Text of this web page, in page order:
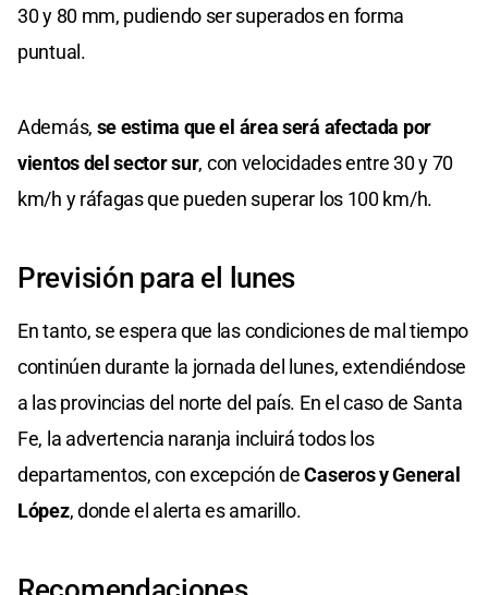
30 y 80 mm, pudiendo ser superados en forma
puntual.
Además, se estima que el área será afectada por
vientos del sector sur, con velocidades entre 30 y 70
km/h y ráfagas que pueden superar los 100 km/h.
Previsión para el lunes
En tanto, se espera que las condiciones de mal tiempo
continúen durante la jornada del lunes, extendiéndose
a las provincias del norte del país. En el caso de Santa
Fe, la advertencia naranja incluirá todos los
departamentos, con excepción deCaseros y General
López, donde el alerta es amarillo.